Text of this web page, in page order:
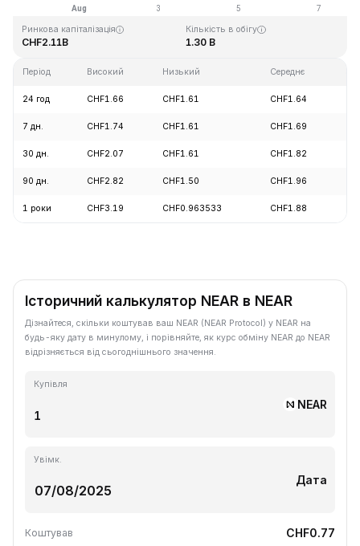
CHF0.526762
Ринкова капіталізація
CHF2.11B
Кількість в обігу
1.30 B
Період Високий Низький Середнє
24 год CHF1.66 CHF1.61 CHF1.64
7 дн. CHF1.74 CHF1.61 CHF1.69
30 дн. CHF2.07 CHF1.61 CHF1.82
90 дн. CHF2.82 CHF1.50 CHF1.96
1 роки CHF3.19 CHF0.963533 CHF1.88
Історичний калькулятор NEAR в NEAR
Дізнайтеся, скільки коштував ваш NEAR (NEAR Protocol) у NEAR на
будь-яку дату в минулому, і порівняйте, як курс обміну NEAR до NEAR
відрізняється від сьогоднішнього значення.
Купівля
NEAR
Увімк.
Дата
Коштував CHF0.77